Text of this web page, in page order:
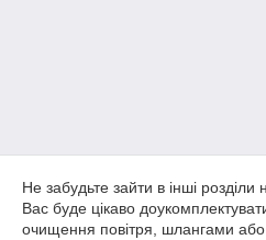
Не забудьте зайти в інші
Вас буде цікаво
очищення повітря, шлангами